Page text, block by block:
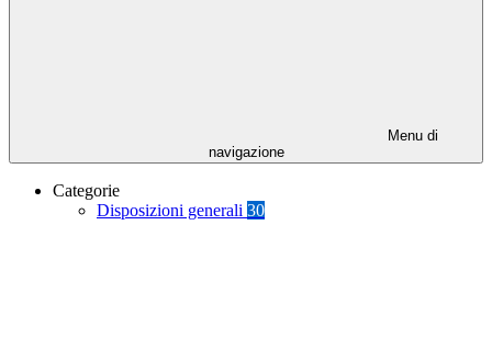
Menu di
navigazione
Categorie
Disposizioni generali 30